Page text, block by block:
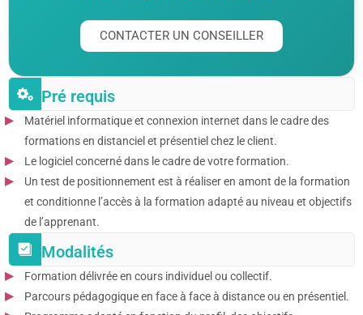
CONTACTER UN CONSEILLER
Pré requis
Matériel informatique et connexion internet dans le cadre des
formations en distanciel et présentiel chez le client.
Le logiciel concerné dans le cadre de votre formation.
Un test de positionnement est à réaliser en amont de la formation
et conditionne l’accès à la formation adapté au niveau et objectifs
de l’apprenant.
Modalités
Formation délivrée en cours individuel ou collectif.
Parcours pédagogique en face à face à distance ou en présentiel.